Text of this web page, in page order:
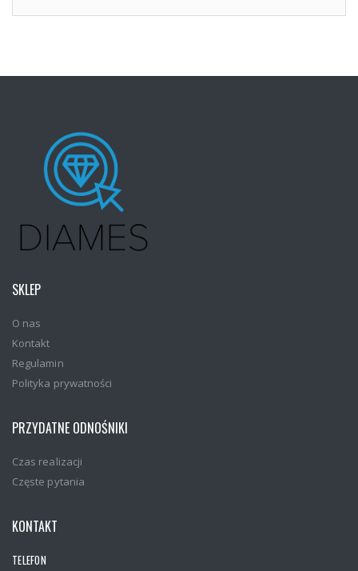
SKLEP
O nas
Kontakt
Regulamin
Polityka prywatności
PRZYDATNE ODNOŚNIKI
Czas realizacji
Częste pytania
KONTAKT
TELEFON